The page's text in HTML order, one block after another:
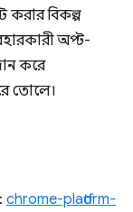
করার বিকল্প
অপ্ট-
করে
তোলে।
chrome-platform-